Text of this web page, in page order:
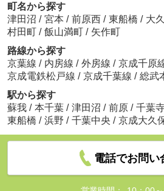
町名から探す
津田沼 / 宮本 / 前原西 / 東船橋 / 大
村田町 / 飯山満町 / 矢作町
路線から探す
京葉線 / 内房線 / 外房線 / 京成千原
京成電鉄松戸線 / 京成千葉線 / 総武
駅から探す
蘇我 / 本千葉 / 津田沼 / 前原 / 千葉
東船橋 / 浜野 / 千葉中央 / 京成大久
電話でお問い